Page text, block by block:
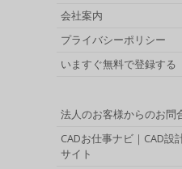
会社案内
プライバシーポリシー
いますぐ無料で登録する
法人のお客様からのお問
CADお仕事ナビ｜CAD設
サイト